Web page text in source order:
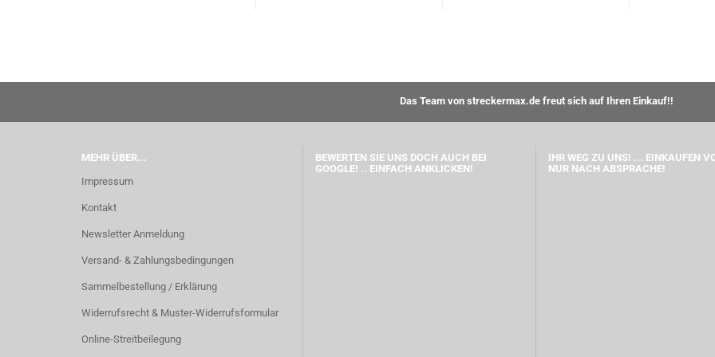
Das Team von streckermax.de freut sich auf Ihren Einkauf!!
MEHR ÜBER...
Impressum
Kontakt
Newsletter Anmeldung
Versand- & Zahlungsbedingungen
Sammelbestellung / Erklärung
Widerrufsrecht & Muster-Widerrufsformular
Online-Streitbeilegung
BEWERTEN SIE UNS DOCH AUCH BEI
GOOGLE! .. EINFACH ANKLICKEN!
IHR WEG ZU UNS! ... EINKAUFEN
NUR NACH ABSPRACHE!